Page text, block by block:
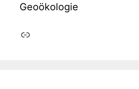
Geoökologie
Link